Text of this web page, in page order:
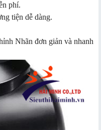
phí.
tiện dễ dàng.
Nhãn đơn giản và nhanh